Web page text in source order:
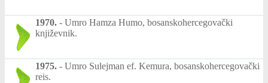
1970. - Umro Hamza Humo, bosanskohercegovački
književnik.
1975. - Umro Sulejman ef. Kemura, bosanskohercegovački
reis.